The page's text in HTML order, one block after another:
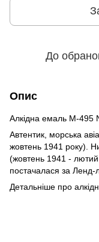
До
Опис
Алкідна емаль M-495
Автентик, морська
жовтень 1941 року).
(жовтень 1941 - лютий
постачалася за Ленд-
Детальніше про